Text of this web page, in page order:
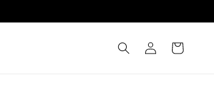
Accedi Carrello